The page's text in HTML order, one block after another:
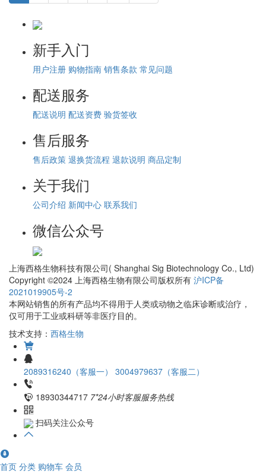
新手入门
用户注册 购物指南 销售条款 常见问题
配送服务
配送说明 配送资费 验货签收
售后服务
售后政策 退换货流程 退款说明 商品定制
关于我们
公司介绍 新闻中心 联系我们
微信公众号
上海西格生物科技有限公司( Shanghai Sig Biotechnology Co., Ltd)
Copyright ©2024 上海西格生物有限公司版权所有 沪ICP备
2021019905号-2
本网站销售的所有产品均不得用于人类或动物之临床诊断或治疗，
仅可用于工业或科研等非医疗目的。
技术支持： 西格生物
2089316240（客服一） 3004979637（客服二）
18930344717 7*24小时客服服务热线
扫码关注公众号
首页 分类 购物车 会员